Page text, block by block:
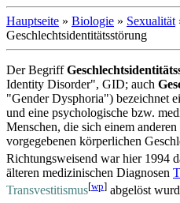
Hauptseite » Biologie » Sexualität
Geschlechtsidentitätsstörung
Der Begriff
Identity Disorder", GID; auch
"Gender Dysphoria") bezeichnet
und eine psychologische bzw.
Menschen, die sich einem
vorgegebenen körperlichen
Richtungs­weisend war hier 1994
älteren medizinischen Diagnosen
Transvestitismus[wp] abgelöst